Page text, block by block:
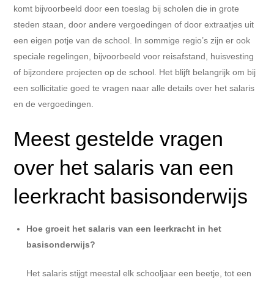
komt bijvoorbeeld door een toeslag bij scholen die in grote
steden staan, door andere vergoedingen of door extraatjes uit
een eigen potje van de school. In sommige regio’s zijn er ook
speciale regelingen, bijvoorbeeld voor reisafstand, huisvesting
of bijzondere projecten op de school. Het blijft belangrijk om bij
een sollicitatie goed te vragen naar alle details over het salaris
en de vergoedingen.
Meest gestelde vragen
over het salaris van een
leerkracht basisonderwijs
Hoe groeit het salaris van een leerkracht in het
basisonderwijs?
Het salaris stijgt meestal elk schooljaar een beetje, tot een